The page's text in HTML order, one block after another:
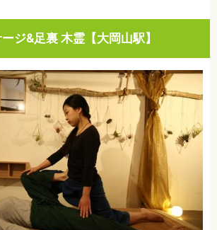
ジ&足裏 木霊【大岡山駅】